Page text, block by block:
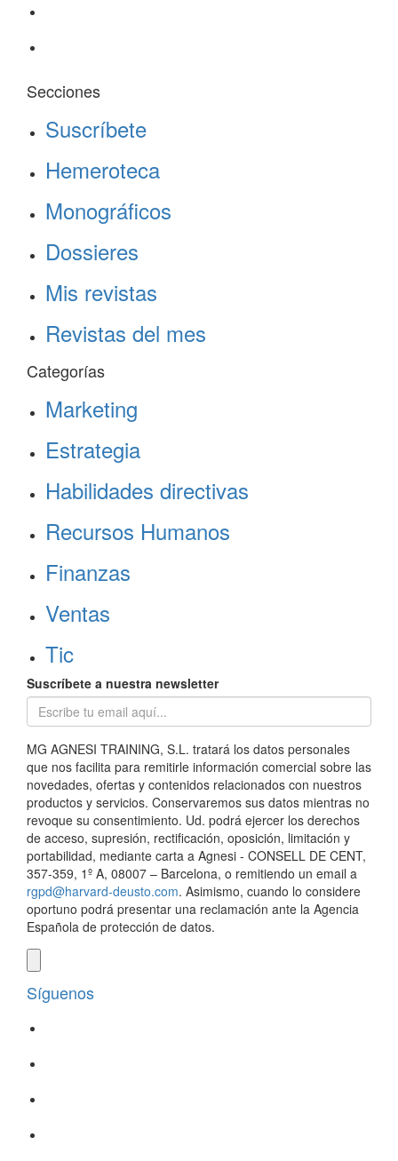
Secciones
Suscríbete
Hemeroteca
Monográficos
Dossieres
Mis revistas
Revistas del mes
Categorías
Marketing
Estrategia
Habilidades directivas
Recursos Humanos
Finanzas
Ventas
Tic
Suscríbete a nuestra newsletter
MG AGNESI TRAINING, S.L. tratará los datos personales
que nos facilita para remitirle información comercial sobre las
novedades, ofertas y contenidos relacionados con nuestros
productos y servicios. Conservaremos sus datos mientras no
revoque su consentimiento. Ud. podrá ejercer los derechos
de acceso, supresión, rectificación, oposición, limitación y
portabilidad, mediante carta a Agnesi - CONSELL DE CENT,
357-359, 1º A, 08007 – Barcelona, o remitiendo un email a
rgpd@harvard-deusto.com. Asimismo, cuando lo considere
oportuno podrá presentar una reclamación ante la Agencia
Española de protección de datos.
Síguenos